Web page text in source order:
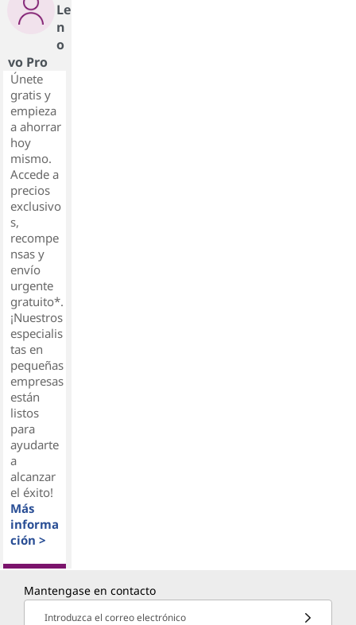
Le
n
o
vo Pro
Únete
gratis y
empieza
a ahorrar
hoy
mismo.
Accede a
precios
exclusivo
s,
recompe
nsas y
envío
urgente
gratuito*.
¡Nuestros
especialis
tas en
pequeñas
empresas
están
listos
para
ayudarte
a
alcanzar
el éxito!
Más
informa
ción >
Mantengase en contacto
Introduzca el correo electrónico